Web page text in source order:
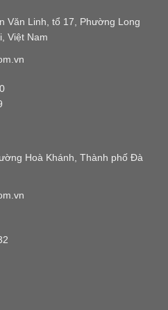
Văn Linh, tổ 17, Phường Long
Việt Nam
Hoà Khánh, Thành phố Đà